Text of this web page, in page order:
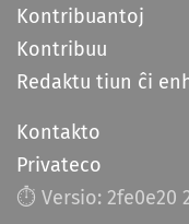
Kontribuantoj
Kontribuu
Redaktu tiun ĉi
Kontakto
Privateco
⏱︎ Versio: 2fe0e20